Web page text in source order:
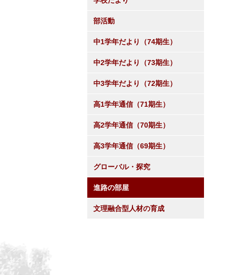
部活動
中1学年だより（74期生）
中2学年だより（73期生）
中3学年だより（72期生）
高1学年通信（71期生）
高2学年通信（70期生）
高3学年通信（69期生）
グローバル・探究
進路の部屋
文理融合型人材の育成